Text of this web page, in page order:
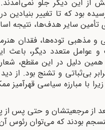
از این دیگر جلو
بود که تا تغییر بنیادین
سایر هدف‌ها، نتیجه
و مذهبی توده‌ها، فقدان
و عوامل متعدد دیگر،
همین دلیل در این مقطع،
بی‌ثباتی و تشنج بود. از دید
با مبارزه سیاسی قهرآمیز
از مرجعیتشان و حتی پس از
بودند که می‌توان رئوس آن